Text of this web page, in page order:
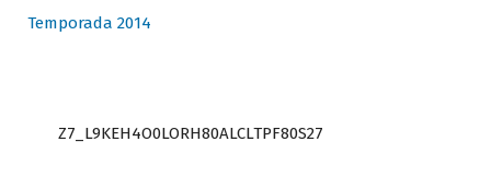
Temporada 2014
Z7_L9KEH4O0LORH80ALCLTPF80S27